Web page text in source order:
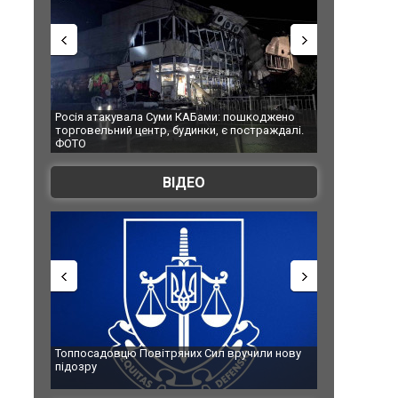
Росія атакувала Суми КАБами: пошкоджено
торговельний центр, будинки, є постраждалі.
ФОТО
ВІДЕО
Топпосадовцю Повітряних Сил вручили нову
підозру